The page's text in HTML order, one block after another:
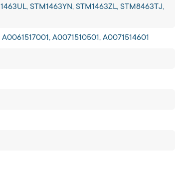
STM1463YN, STM1463ZL, STM8463TJ,
A0071510501, A0071514601